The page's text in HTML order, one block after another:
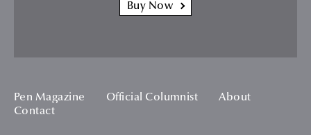
Buy Now
Pen Magazine Official Columnist
About
Contact